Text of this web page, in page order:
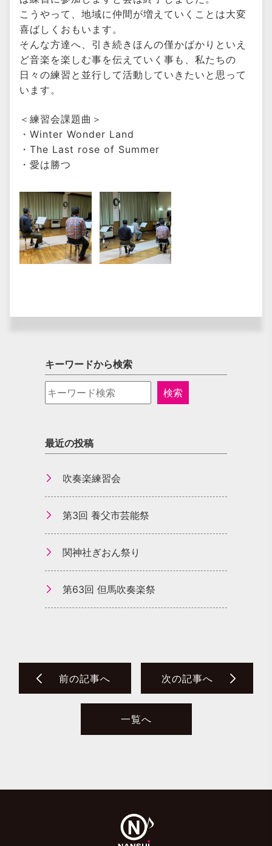
こうやって、地域に仲間が増えていくことは大変
喜ばしくおもいます。
そんな方達へ、引き続きほんの僅かばかりといえ
ど音楽を楽しむ事を伝えていく事も、私たちの
日々の練習と並行して活動していきたいと思って
います。
＜練習会課題曲＞
・Winter Wonder Land
・The Last rose of Summer
・愛は勝つ
キーワードから検索
最近の投稿
吹奏楽練習会
第3回 養父市芸能祭
関神社ぎおん祭り
第63回 但馬吹奏楽祭
前の記事へ 次の記事へ
一覧へ